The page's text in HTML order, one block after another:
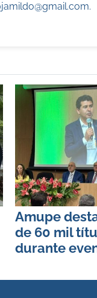
.
Amupe
de 60 mil
durante